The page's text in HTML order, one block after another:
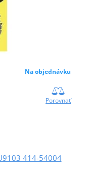
Na objednávku
Porovnať
414-54004